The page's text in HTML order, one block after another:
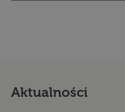
Aktualności